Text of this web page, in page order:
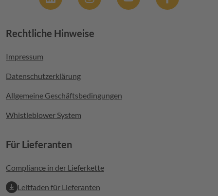
Footer menu
Rechtliche Hinweise
Impressum
Datenschutzerklärung
Allgemeine Geschäftsbedingungen
Whistleblower System
Für Lieferanten
Compliance in der Lieferkette
Leitfaden für Lieferanten